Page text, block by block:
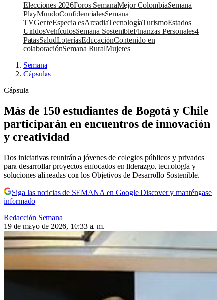
Elecciones 2026Foros SemanaMejor ColombiaSemana
PlayMundoConfidencialesSemana
TVGenteEspecialesArcadiaTecnologíaTurismoEstados
UnidosVehículosSemana SostenibleFinanzas Personales4
PatasSaludLoteríasEducaciónContenido en
colaboraciónSemana RuralMujeres
Semana|
Cápsulas
Cápsula
Más de 150 estudiantes de Bogotá y Chile
participarán en encuentros de innovación
y creatividad
Dos iniciativas reunirán a jóvenes de colegios públicos y privados
para desarrollar proyectos enfocados en liderazgo, tecnología y
soluciones alineadas con los Objetivos de Desarrollo Sostenible.
Siga las noticias de SEMANA en Google Discover y manténgase
informado
Redacción Semana
19 de mayo de 2026, 10:33 a. m.